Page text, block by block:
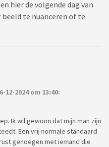
hier de volgende dag van
te nuanceren of te
2024 om 13:40:
Ik wil gewoon dat mijn man zijn
Een vrij normale standaard
genoegen met iemand die